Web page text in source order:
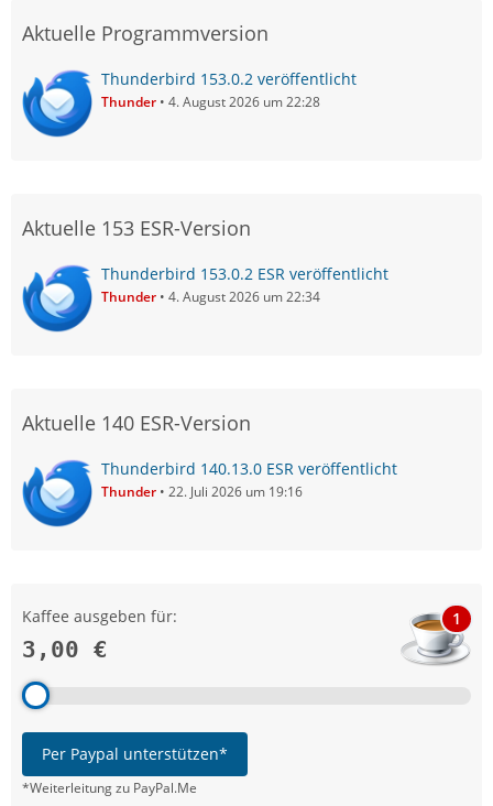
Aktuelle Programmversion
Thunderbird 153.0.2 veröffentlicht
Thunder 4. August 2026 um 22:28
Aktuelle 153 ESR-Version
Thunderbird 153.0.2 ESR veröffentlicht
Thunder 4. August 2026 um 22:34
Aktuelle 140 ESR-Version
Thunderbird 140.13.0 ESR veröffentlicht
Thunder 22. Juli 2026 um 19:16
Kaffee ausgeben für:
3,00 €
1
Per Paypal unterstützen*
*Weiterleitung zu PayPal.Me